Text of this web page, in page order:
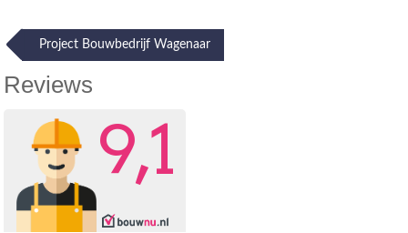
Post
navigation
Project Bouwbedrijf Wagenaar
Reviews